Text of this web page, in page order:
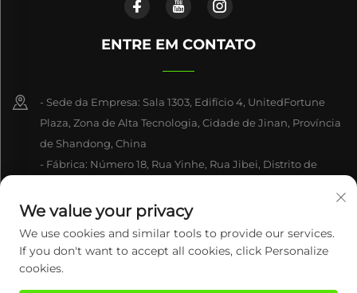
ENTRE EM CONTATO
- Sede da Empresa: Sala 1303, Edifício 4, UnitedFortune
Plaza, Zona de Alta Tecnologia, Cidade de Jinan, Província
de Shandong, China
- Fábrica: Número 18, Rua Yinhe, Rua Jibei, Distrito de
+86-15550470662
[email protected]
We value your privacy
We use cookies and similar tools to provide our services.
If you don't want to accept all cookies, click Personalize
cookies.